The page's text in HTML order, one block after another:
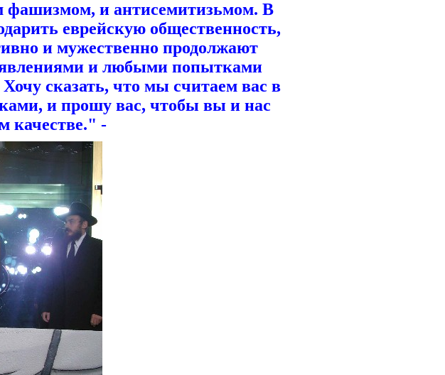
фашизмом, и антисемитизьмом. В
еврейскую общественность,
и мужественно продолжают
и любыми попытками
сказать, что мы считаем вас в
и прошу вас, чтобы вы и нас
качестве." -